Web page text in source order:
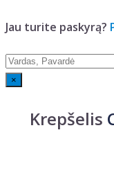
Jau turite paskyrą?
×
Krepšelis